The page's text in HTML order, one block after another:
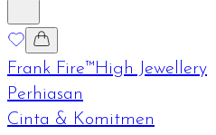
Frank Fire™High Jewellery
Perhiasan
Cinta & Komitmen